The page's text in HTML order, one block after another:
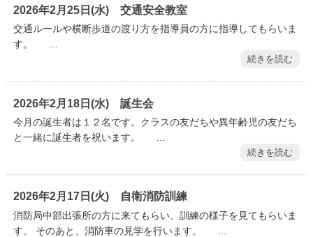
2026年2月25日(水) 交通安全教室
交通ルールや横断歩道の渡り方を指導員の方に指導してもらいま
す。 …
続きを読む
2026年2月18日(水) 誕生会
今月の誕生者は１２名です。クラスの友だちや異年齢児の友だち
と一緒に誕生者を祝います。 …
続きを読む
2026年2月17日(火) 自衛消防訓練
消防局中部出張所の方に来てもらい、訓練の様子を見てもらいま
す。 そのあと、消防車の見学を行います。 …